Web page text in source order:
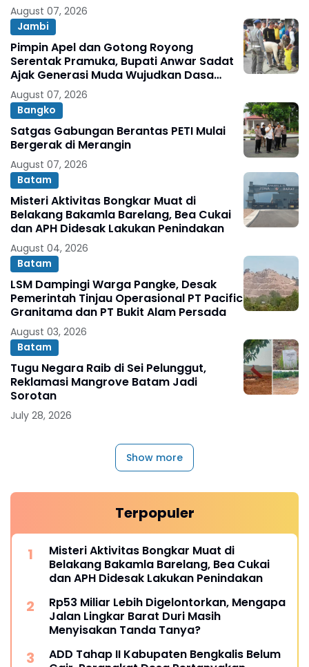
August 07, 2026
Jambi
Pimpin Apel dan Gotong Royong
Serentak Pramuka, Bupati Anwar Sadat
Ajak Generasi Muda Wujudkan Dasa
Darma Melalui Aksi Nyata Peduli
Lingkungan
August 07, 2026
Bangko
Satgas Gabungan Berantas PETI Mulai
Bergerak di Merangin
August 07, 2026
Batam
Misteri Aktivitas Bongkar Muat di
Belakang Bakamla Barelang, Bea Cukai
dan APH Didesak Lakukan Penindakan
August 04, 2026
Batam
LSM Dampingi Warga Pangke, Desak
Pemerintah Tinjau Operasional PT Pacific
Granitama dan PT Bukit Alam Persada
August 03, 2026
Batam
Tugu Negara Raib di Sei Pelunggut,
Reklamasi Mangrove Batam Jadi
Sorotan
July 28, 2026
Show more
Terpopuler
Misteri Aktivitas Bongkar Muat di
Belakang Bakamla Barelang, Bea Cukai
dan APH Didesak Lakukan Penindakan
Rp53 Miliar Lebih Digelontorkan, Mengapa
Jalan Lingkar Barat Duri Masih
Menyisakan Tanda Tanya?
ADD Tahap II Kabupaten Bengkalis Belum